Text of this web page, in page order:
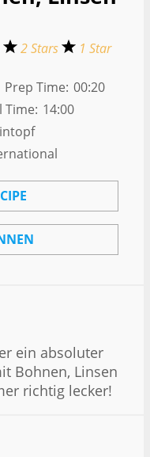
2 Stars 1 Star
Prep Time: 00:20
Time: 14:00
ein absoluter
Bohnen, Linsen
richtig lecker!